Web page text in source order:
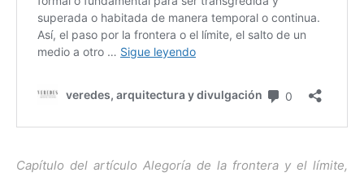
Capítulo del artículo Alegoría de la frontera y el límite,